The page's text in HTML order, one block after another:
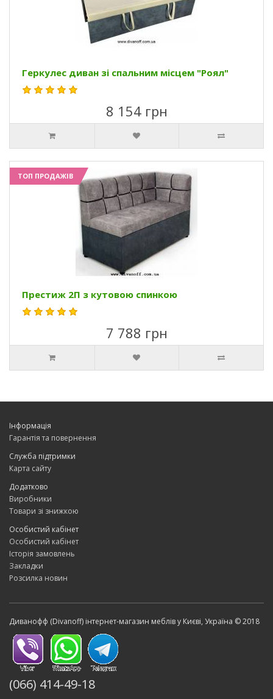
Геркулес диван зі спальним місцем "Роял"
8 154 грн
ТОП ПРОДАЖІВ
Престиж 2П з кутовою спинкою
7 788 грн
Інформація
Гарантія та повернення
Служба підтримки
Карта сайту
Додатково
Виробники
Товари зі знижкою
Особистий кабінет
Особистий кабінет
Історія замовлень
Закладки
Розсилка новин
Диванофф (Divanoff) інтернет-магазин меблів у Києві, Україна © 2018
(066) 414-49-18